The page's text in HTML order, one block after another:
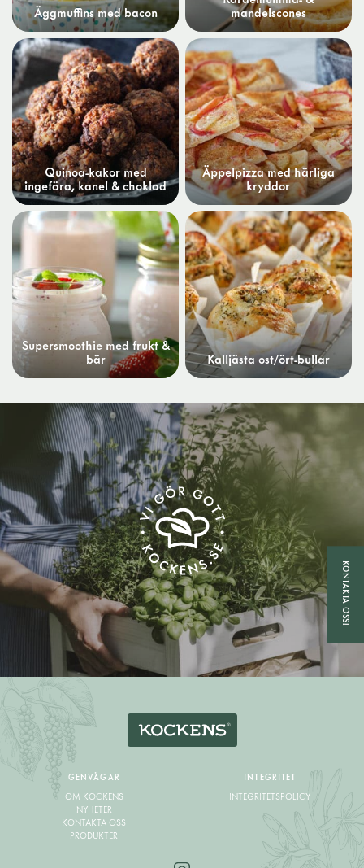
Äggmuffins med bacon
mandelscones
Quinoa-kakor med
ingefära, kanel & choklad
Äppelpizza med härliga
kryddor
Supersmoothie med frukt &
bär
Kalljästa ost/ört-bullar
GENVÄGAR
OM KOCKENS
NYHETER
KONTAKTA OSS
PRODUKTER
INTEGRITET
INTEGRITETSPOLICY
KONTAKTA OSS!